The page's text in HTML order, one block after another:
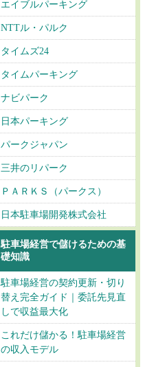
エイブルパーキング
NTTル・パルク
タイムズ24
タイムパーキング
ナビパーク
日本パーキング
パークジャパン
三井のリパーク
ＰＡＲＫＳ（パークス）
日本駐車場開発株式会社
駐車場経営で儲けるための基
礎知識
駐車場経営の契約更新・切り
替え完全ガイド｜委託先見直
しで収益最大化
これだけ儲かる！駐車場経営
の収入モデル